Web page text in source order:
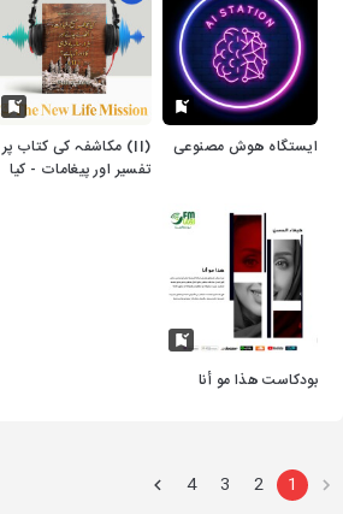
ایستگاه هوش مصنوعی
(II) مکاشفہ کی کتاب پر
تفسیر اور پیغامات - کیا
بودكاست هذا مو أنا
1
2
3
4